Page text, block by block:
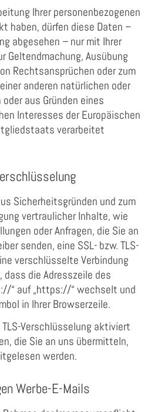
Ihrer personenbezogenen
haben, dürfen diese Daten –
abgesehen – nur mit Ihrer
Geltendmachung, Ausübung
Rechtsansprüchen oder zum
anderen natürlichen oder
aus Gründen eines
Interesses der Europäischen
verarbeitet
Sicherheitsgründen und zum
vertraulicher Inhalte, wie
oder Anfragen, die Sie an
senden, eine SSL- bzw. TLS-
verschlüsselte Verbindung
dass die Adresszeile des
“ auf „https://“ wechselt und
in Ihrer Browserzeile.
TLS-Verschlüsselung aktiviert
die Sie an uns übermitteln,
werden.
Werbe-E-Mails